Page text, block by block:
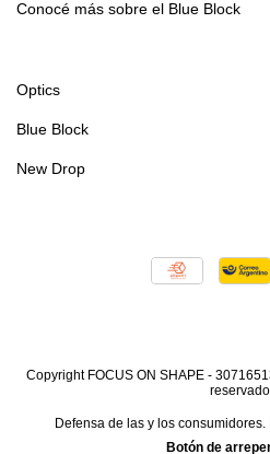
Conocé más sobre el Blue Block
Optics
Blue Block
New Drop
Copyright FOCUS ON SHAPE -
Defensa de las y los consumidores.
Botón de